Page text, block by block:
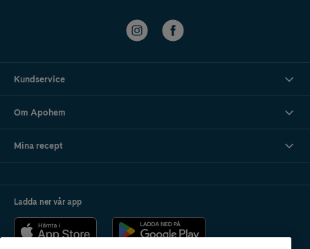
Kundservice
Om Apohem
Mina recept
Ladda ner vår app